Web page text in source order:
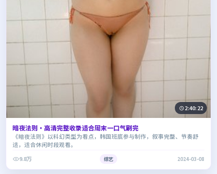
2:40:22
暗夜法则·高清完整收录适合周末一口气刷完
《暗夜法则》以科幻类型为看点，韩国班底参与制作，叙事完整、节奏舒
适，适合休闲时段观看。
9.8万
综艺 2024-03-08